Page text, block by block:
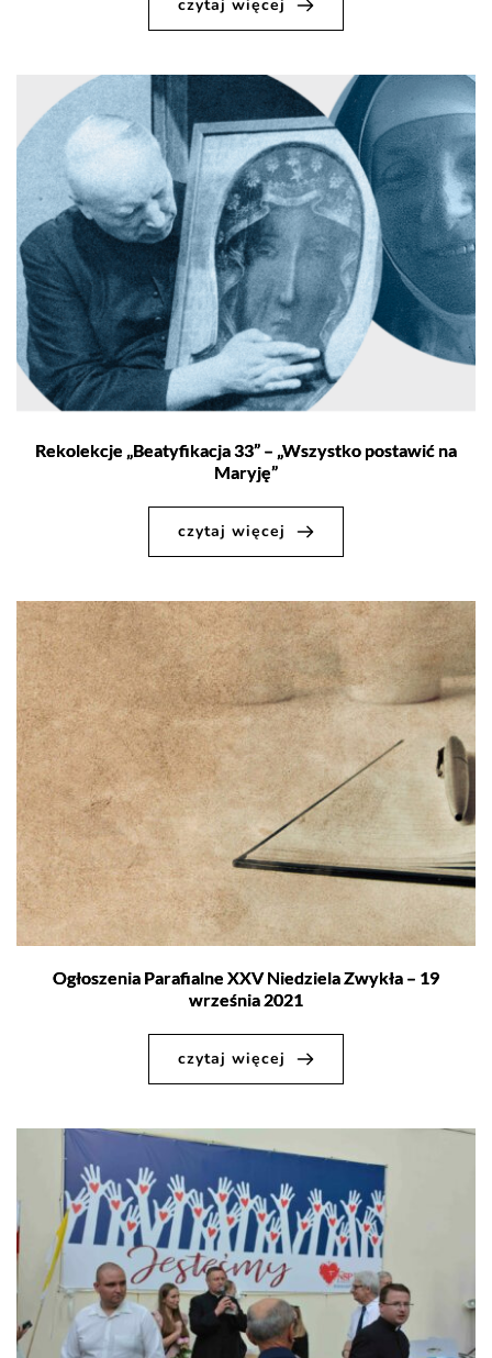
czytaj więcej
Rekolekcje „Beatyfikacja 33” – „Wszystko postawić na
Maryję”
czytaj więcej
Ogłoszenia Parafialne XXV Niedziela Zwykła – 19
września 2021
czytaj więcej